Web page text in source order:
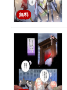
無料